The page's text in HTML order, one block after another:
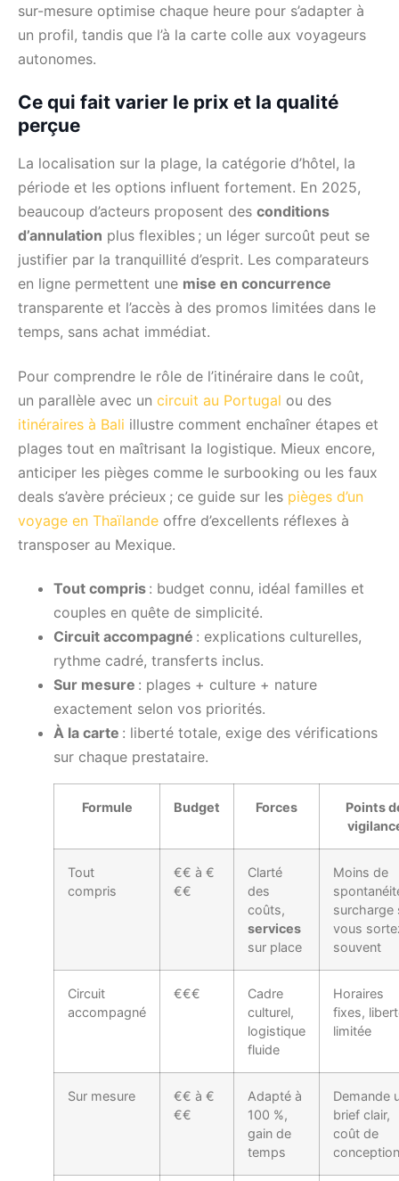
sur-mesure optimise chaque heure pour s’adapter à
un profil, tandis que l’à la carte colle aux voyageurs
autonomes.
Ce qui fait varier le prix et la qualité
perçue
La localisation sur la plage, la catégorie d’hôtel, la
période et les options influent fortement. En 2025,
beaucoup d’acteurs proposent des conditions
d’annulation plus flexibles ; un léger surcoût peut se
justifier par la tranquillité d’esprit. Les comparateurs
en ligne permettent une mise en concurrence
transparente et l’accès à des promos limitées dans le
temps, sans achat immédiat.
Pour comprendre le rôle de l’itinéraire dans le coût,
un parallèle avec un circuit au Portugal ou des
itinéraires à Bali illustre comment enchaîner étapes et
plages tout en maîtrisant la logistique. Mieux encore,
anticiper les pièges comme le surbooking ou les faux
deals s’avère précieux ; ce guide sur les pièges d’un
voyage en Thaïlande offre d’excellents réflexes à
transposer au Mexique.
Tout compris : budget connu, idéal familles et
couples en quête de simplicité.
Circuit accompagné : explications culturelles,
rythme cadré, transferts inclus.
Sur mesure : plages + culture + nature
exactement selon vos priorités.
À la carte : liberté totale, exige des vérifications
sur chaque prestataire.
Formule Budget Forces
Points
Tout
compris
€€ à €
€€
Clarté
des
coûts,
services
sur place
Moins de
surcharge
vous
souvent
Circuit
accompagné
€€€
Cadre
culturel,
logistique
fluide
Horaires
fixes,
limitée
Sur mesure
€€ à €
€€
Adapté à
100 %,
gain de
temps
Demande
brief clair,
coût de
conception